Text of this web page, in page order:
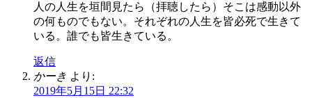
人の人生を垣間見たら（拝聴したら）そこは感動以外
の何ものでもない。それぞれの人生を皆必死で生きて
いる。誰でも皆生きている。
返信
かーき より:
2019年5月15日 22:32